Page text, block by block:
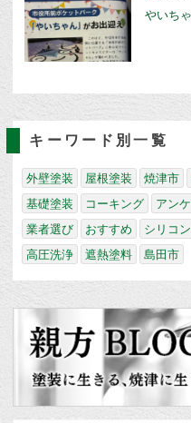
やいち
キーワード別一覧
外壁塗装 屋根塗装 焼津市
基礎塗装
コーキング アン
業者選び
おすすめ シリコン
高圧洗浄
遮熱塗料 島田市